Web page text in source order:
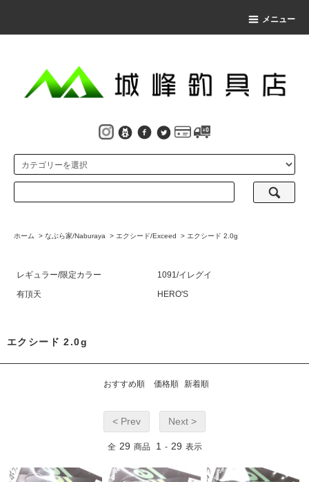
メニュー
ホーム > なぶら家/Naburaya > エクシード/Exceed > エクシード 2.0g
レギュラー/限定カラー
1091/イレグイ
有頂天
HERO'S
エクシード 2.0g
おすすめ順 価格順 新着順
< Prev Next >
全 29 商品 1 - 29 表示